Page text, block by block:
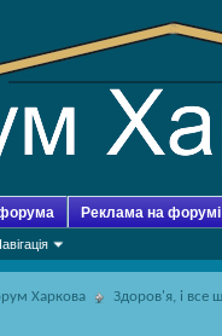
Реклама на форумі
Харкова Здоров'я, і ​​все